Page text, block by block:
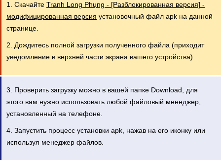
1. Скачайте Tranh Long Phụng - [Разблокированная версия] -
модифицированная версия установочный файл apk на данной
странице.
2. Дождитесь полной загрузки полученного файла (приходит
уведомление в верхней части экрана вашего устройства).
3. Проверить загрузку можно в вашей папке Download, для
этого вам нужно использовать любой файловый менеджер,
установленный на телефоне.
4. Запустить процесс установки apk, нажав на его иконку или
используя менеджер файлов.